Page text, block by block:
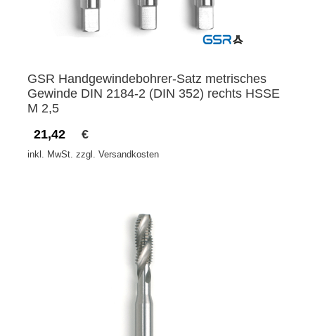
GSR Handgewindebohrer-Satz metrisches
Gewinde DIN 2184-2 (DIN 352) rechts HSSE
M 2,5
21,42
€
inkl. MwSt. zzgl. Versandkosten